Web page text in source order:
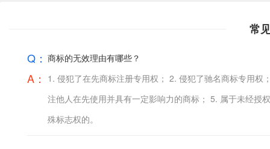
常
Q： 商标的无效理由有哪些？
A：
1. 侵犯了在先商标注册专用权； 2. 侵犯了驰名商标专用
注他人在先使用并具有一定影响力的商标； 5. 属于未经授
殊标志权的。